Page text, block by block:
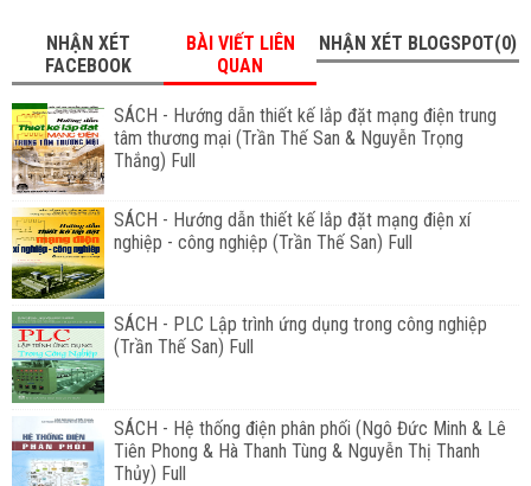
NHẬN XÉT
FACEBOOK
BÀI VIẾT LIÊN
QUAN
NHẬN XÉT BLOGSPOT(0)
SÁCH - Hướng dẫn thiết kế lắp đặt mạng điện trung
tâm thương mại (Trần Thế San & Nguyễn Trọng
Thắng) Full
SÁCH - Hướng dẫn thiết kế lắp đặt mạng điện xí
nghiệp - công nghiệp (Trần Thế San) Full
SÁCH - PLC Lập trình ứng dụng trong công nghiệp
(Trần Thế San) Full
SÁCH - Hệ thống điện phân phối (Ngô Đức Minh & Lê
Tiên Phong & Hà Thanh Tùng & Nguyễn Thị Thanh
Thủy) Full